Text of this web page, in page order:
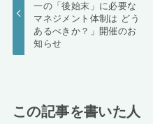
一の「後始末」に必要な
マネジメント体制は どう
あるべきか？」開催のお
知らせ
この記事を書いた人